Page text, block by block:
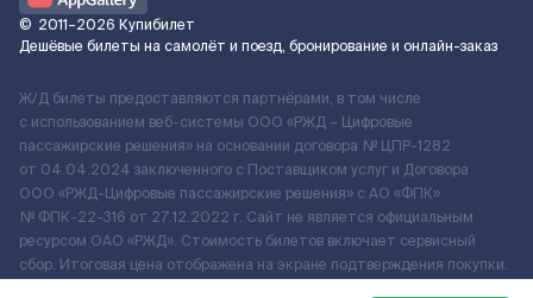
© 2011–2026 Купибилет
Дешёвые билеты на самолёт и поезд, бронирование и онлайн-заказ
Ж/Д билеты предоставляются партнёрами, в том числе
с использованием веб-системы ООО «РЖД – Цифровые
пассажирские решения» на основании договора № ЦПР-1282
от 04.04.2024 заключенного с Поставщиком услуг и Договора
ООО «РЖД-Цифровые пассажирские решения» c АО «ФПК»
№ ФПК-22-316 от 27.12.2022 г. Сайт не является официальным
ресурсом ОАО «РЖД». Стоимость билетов включает сервисный
сбор. Итоговая цена отображена на экране подтверждения покупки.